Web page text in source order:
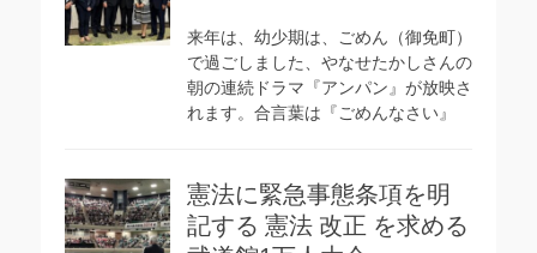
日
者
来年は、幼少期は、ごめん（御免町）
で過ごしました、やなせたかしさんの
朝の連続ドラマ『アンパン』が放映さ
れます。合言葉は『ごめんなさい』
憲法に緊急事態条項を明
記する 憲法 改正 を求める